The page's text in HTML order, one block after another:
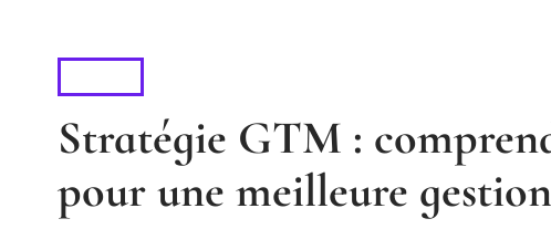
Stratégie GTM :
pour une meilleure